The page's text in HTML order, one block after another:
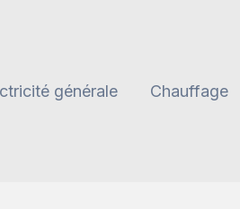
générale
Chauffage